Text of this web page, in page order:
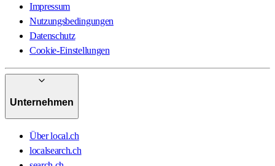
Impressum
Nutzungsbedingungen
Datenschutz
Cookie-Einstellungen
Unternehmen
Über local.ch
localsearch.ch